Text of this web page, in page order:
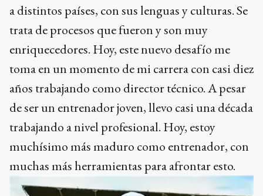
a distintos países, con sus lenguas y culturas. Se
trata de procesos que fueron y son muy
enriquecedores. Hoy, este nuevo desafío me
toma en un momento de mi carrera con casi diez
años trabajando como director técnico. A pesar
de ser un entrenador joven, llevo casi una década
trabajando a nivel profesional. Hoy, estoy
muchísimo más maduro como entrenador, con
muchas más herramientas para afrontar esto.